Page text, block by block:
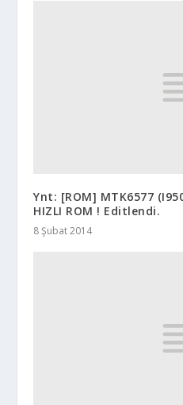
Ynt: [ROM] MTK6577
HIZLI ROM ! Editlendi.
8 Şubat 2014